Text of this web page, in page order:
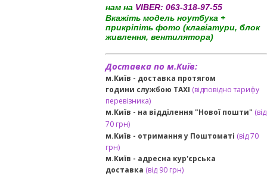
нам на VIBER: 063-318-97-55
Вкажіть модель ноутбука +
прикріпіть фото (клавіатури, блок
живлення, вентилятора)
Доставка по м.Київ:
м.Київ - доставка протягом
години службою TAXI (відповідно тарифу
перевізника)
м.Київ - на відділення "Нової пошти" (від
70 грн)
м.Київ - отримання у Поштоматі (від 70
грн)
м.Київ - адресна кур'єрська
доставка (від90 грн)